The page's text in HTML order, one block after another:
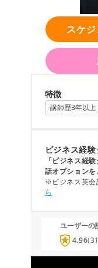
スケ
特徴
講師歴3年以上
ビジネス経
「ビジネス経
話オプションを
※ビジネス英会
ら
ユーザーの
4.96